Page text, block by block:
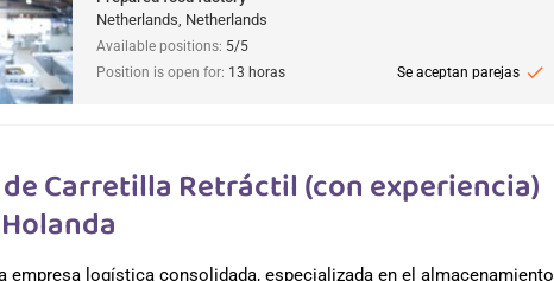
Netherlands, Netherlands
Available positions: 5/5
Position is open for: 13 horas Se aceptan parejas check
Carretilla Retráctil (con experiencia)
empresa logística consolidada, especializada en el almacenamiento